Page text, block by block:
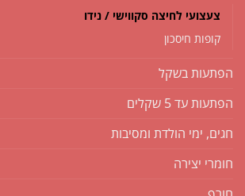
צעצועי לחיצה סקווישי / נידו
קופות חיסכון
הפתעות בשקל
הפתעות עד 5 שקלים
חגים, ימי הולדת ומסיבות
חומרי יצירה